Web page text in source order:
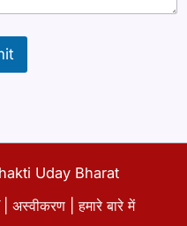
Uday Bharat
अस्वीकरण |हमारे बारे में